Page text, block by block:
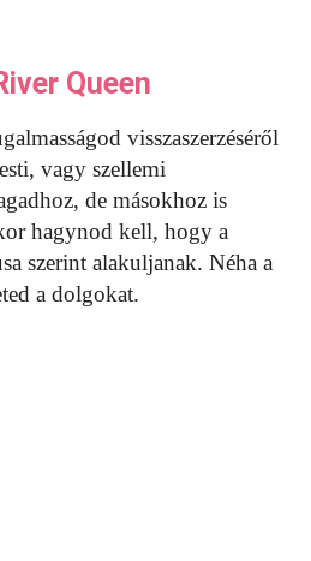
Queen
visszaszerzéséről
vagy szellemi
de másokhoz is
hagynod kell, hogy a
szerint alakuljanak. Néha a
a dolgokat.